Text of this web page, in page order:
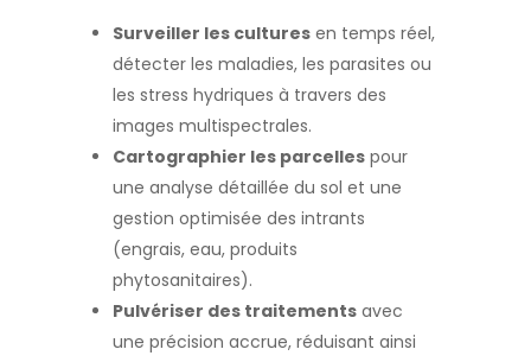
Surveiller les cultures en temps réel,
détecter les maladies, les parasites ou
les stress hydriques à travers des
images multispectrales.
Cartographier les parcelles pour
une analyse détaillée du sol et une
gestion optimisée des intrants
(engrais, eau, produits
phytosanitaires).
Pulvériser des traitements avec
une précision accrue, réduisant ainsi